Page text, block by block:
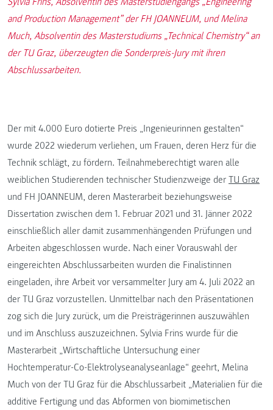
and Production Management” der FH JOANNEUM, und Melina
Much, Absolventin des Masterstudiums „Technical Chemistry“ an
der TU Graz, überzeugten die Sonderpreis-Jury mit ihren
Abschlussarbeiten.
Der mit 4.000 Euro dotierte Preis „Ingenieurinnen gestalten“
wurde 2022 wiederum verliehen, um Frauen, deren Herz für die
Technik schlägt, zu fördern. Teilnahmeberechtigt waren alle
weiblichen Studierenden technischer Studienzweige der TU Graz
und FH JOANNEUM, deren Masterarbeit beziehungsweise
Dissertation zwischen dem 1. Februar 2021 und 31. Jänner 2022
einschließlich aller damit zusammenhängenden Prüfungen und
Arbeiten abgeschlossen wurde. Nach einer Vorauswahl der
eingereichten Abschlussarbeiten wurden die Finalistinnen
eingeladen, ihre Arbeit vor versammelter Jury am 4. Juli 2022 an
der TU Graz vorzustellen. Unmittelbar nach den Präsentationen
zog sich die Jury zurück, um die Preisträgerinnen auszuwählen
und im Anschluss auszuzeichnen. Sylvia Frins wurde für die
Masterarbeit „Wirtschaftliche Untersuchung einer
Hochtemperatur-Co-Elektrolyseanalyseanlage“ geehrt, Melina
Much von der TU Graz für die Abschlussarbeit „Materialien für die
additive Fertigung und das Abformen von biomimetischen